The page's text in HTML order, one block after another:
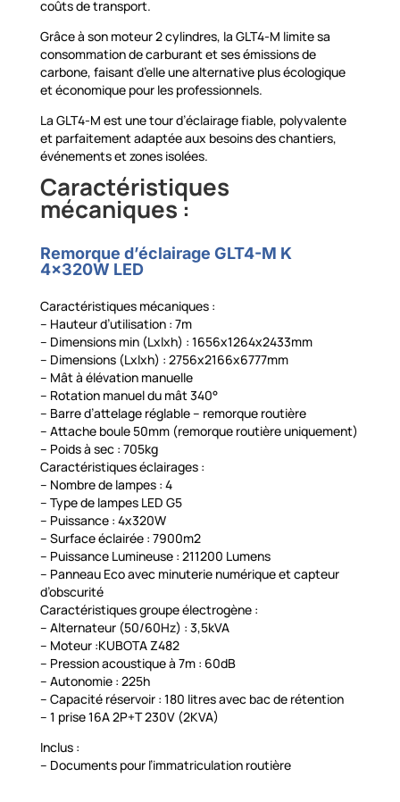
coûts de transport.
Grâce à son moteur 2 cylindres, la GLT4-M limite sa
consommation de carburant et ses émissions de
carbone, faisant d’elle une alternative plus écologique
et économique pour les professionnels.
La GLT4-M est une tour d’éclairage fiable, polyvalente
et parfaitement adaptée aux besoins des chantiers,
événements et zones isolées.
Caractéristiques
mécaniques :
Remorque d’éclairage GLT4-M K
4x320W LED
Caractéristiques mécaniques :
– Hauteur d’utilisation : 7m
– Dimensions min (Lxlxh) : 1656x1264x2433mm
– Dimensions (Lxlxh) : 2756x2166x6777mm
– Mât à élévation manuelle
– Rotation manuel du mât 340°
– Barre d’attelage réglable – remorque routière
– Attache boule 50mm (remorque routière uniquement)
– Poids à sec : 705kg
Caractéristiques éclairages :
– Nombre de lampes : 4
– Type de lampes LED G5
– Puissance : 4x320W
– Surface éclairée : 7900m2
– Puissance Lumineuse : 211200 Lumens
– Panneau Eco avec minuterie numérique et capteur
d’obscurité
Caractéristiques groupe électrogène :
– Alternateur (50/60Hz) : 3,5kVA
– Moteur :KUBOTA Z482
– Pression acoustique à 7m : 60dB
– Autonomie : 225h
– Capacité réservoir : 180 litres avec bac de rétention
– 1 prise 16A 2P+T 230V (2KVA)
Inclus :
– Documents pour l’immatriculation routière